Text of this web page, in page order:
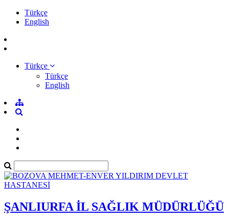
Türkçe
English
Türkçe
Türkçe
English
ŞANLIURFA İL SAĞLIK MÜDÜRLÜĞÜ